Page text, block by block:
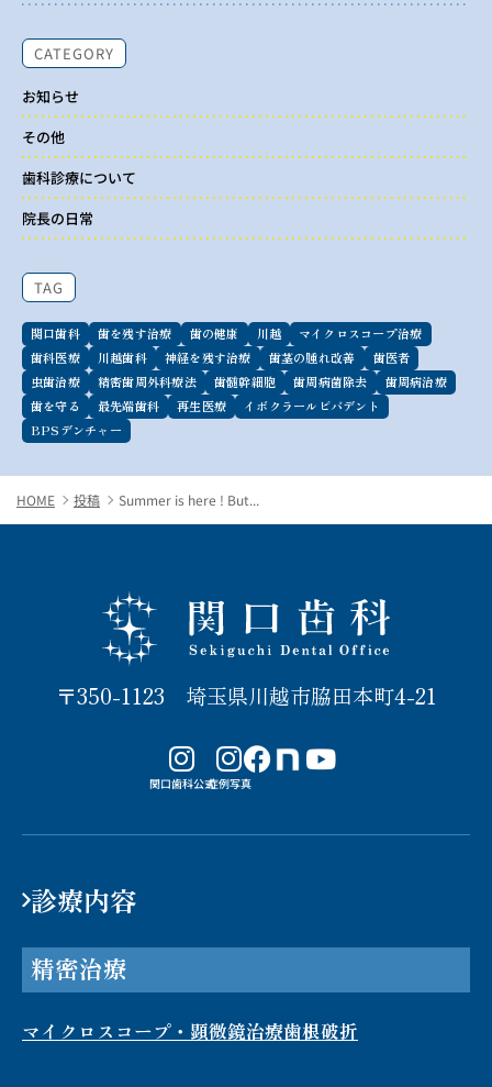
CATEGORY
お知らせ
その他
歯科診療について
院長の日常
TAG
関口歯科 歯を残す治療 歯の健康 川越
マイクロスコープ治療
歯科医療
川越歯科 神経を残す治療 歯茎の腫れ改善
歯医者
虫歯治療
精密歯周外科療法 歯髄幹細胞 歯周病菌除去
歯周病治療
歯を守る
最先端歯科 再生医療
イボクラールビバデント
BPSデンチャー
HOME 投稿 Summer is here ! But...
〒350-1123 埼玉県川越市脇田本町4-21
関口歯科公式症例写真
note
診療内容
精密治療
マイクロスコープ・顕微鏡治療歯根破折​